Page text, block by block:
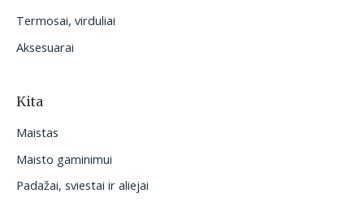
Termosai, virduliai
Aksesuarai
Kita
Maistas
Maisto gaminimui
Padažai, sviestai ir aliejai